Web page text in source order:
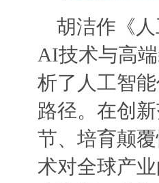
胡洁作《
AI技术与高
析了人工智
路径。在创
节、培育颠
术对全球产